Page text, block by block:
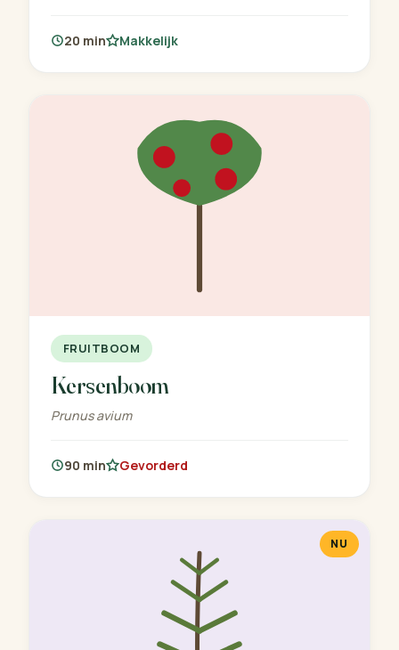
20 min Makkelijk
FRUITBOOM
Kersenboom
Prunus avium
90 min Gevorderd
NU